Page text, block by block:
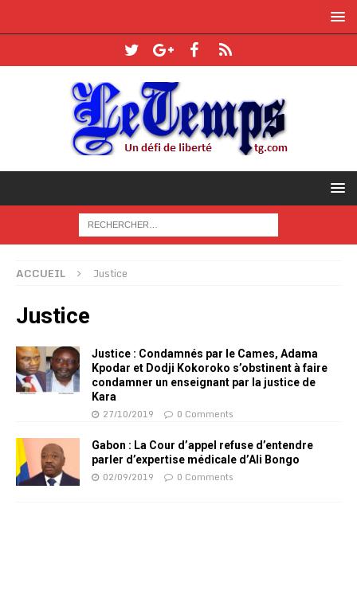
ACCUEIL Justice
Justice
Justice : Condamnés par le Cames, Adama
Kpodar et Dodji Kokoroko s’obstinent à faire
condamner un enseignant par la justice de
Kara
27/10/2019 0 Comments
Gabon : La Cour d’appel refuse d’entendre
parler d’expertise médicale d’Ali Bongo
02/09/2019 0 Comments